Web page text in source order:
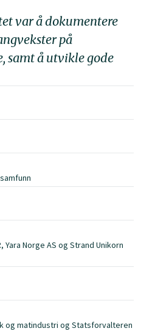
var å dokumentere
på
samt å utvikle gode
Yara Norge AS og Strand Unikorn
og matindustri og Statsforvalteren